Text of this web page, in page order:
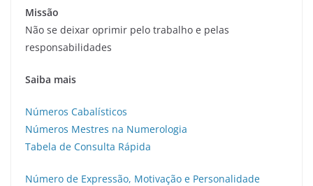
Missão
Não se deixar oprimir pelo trabalho e pelas
responsabilidades
Saiba mais
Números Cabalísticos
Números Mestres na Numerologia
Tabela de Consulta Rápida
Número de Expressão, Motivação e Personalidade